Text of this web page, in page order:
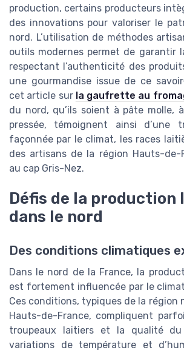
production, certains producteurs
des innovations pour valoriser le
nord. L’utilisation de méthodes
outils modernes permet de garantir
respectant l’authenticité des
une gourmandise issue de ce
cet article sur la gaufrette au
du nord, qu’ils soient à pâte molle,
pressée, témoignent ainsi d’une
façonnée par le climat, les races
des artisans de la région Hauts-de-
au cap Gris-Nez.
Défis de la production
dans le nord
Des conditions climatiques
Dans le nord de la France, la
est fortement influencée par le
Ces conditions, typiques de la région
Hauts-de-France, compliquent
troupeaux laitiers et la qualité
variations de température et